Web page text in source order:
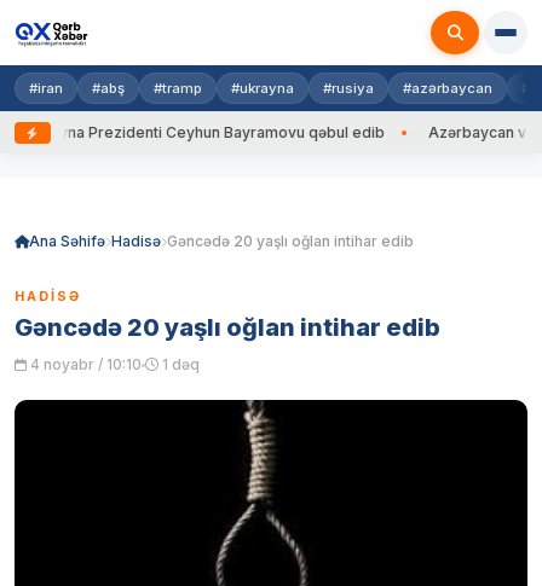
#iran #abş #tramp #ukrayna #rusiya #azərbaycan
Ukrayna Prezidenti Ceyhun Bayramovu qəbul edib Azərbaycan və
Ana Səhifə Hadisə Gəncədə 20 yaşlı oğlan intihar edib
HADISƏ
Gəncədə 20 yaşlı oğlan intihar edib
4 noyabr / 10:10 1 dəq